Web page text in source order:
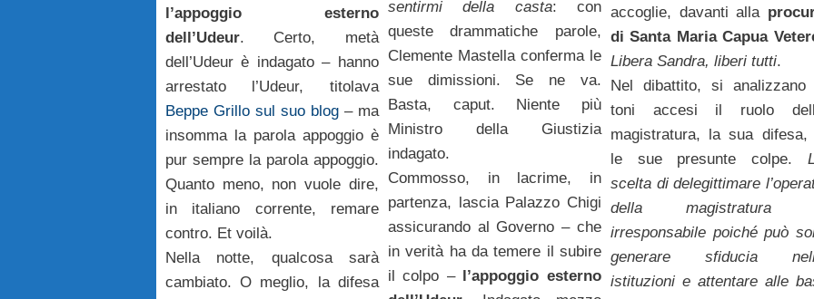
accoglie, davanti alla
di Santa Maria Capua
Libera Sandra, liberi tutti.
Nel dibattito, si analizzano
toni accesi il ruolo
magistratura, la sua difesa,
le sue presunte colpe.
scelta di delegittimare
della magistratura
irresponsabile poiché può
generare sfiducia
istituzioni e attentare alle
l’appoggio esterno
dell’Udeur. Certo, metà
dell’Udeur è indagato – hanno
arrestato l’Udeur, titolava
Beppe Grillo sul suo blog – ma
insomma la parola appoggio è
pur sempre la parola appoggio.
Quanto meno, non vuole dire,
in italiano corrente, remare
contro. Et voilà.
Nella notte, qualcosa sarà
cambiato. O meglio, la difesa
sentirmi della casta: con
queste drammatiche parole,
Clemente Mastella conferma le
sue dimissioni. Se ne va.
Basta, caput. Niente più
Ministro della Giustizia
indagato.
Commosso, in lacrime, in
partenza, lascia Palazzo Chigi
assicurando al Governo – che
in verità ha da temere il subire
il colpo – l’appoggio esterno